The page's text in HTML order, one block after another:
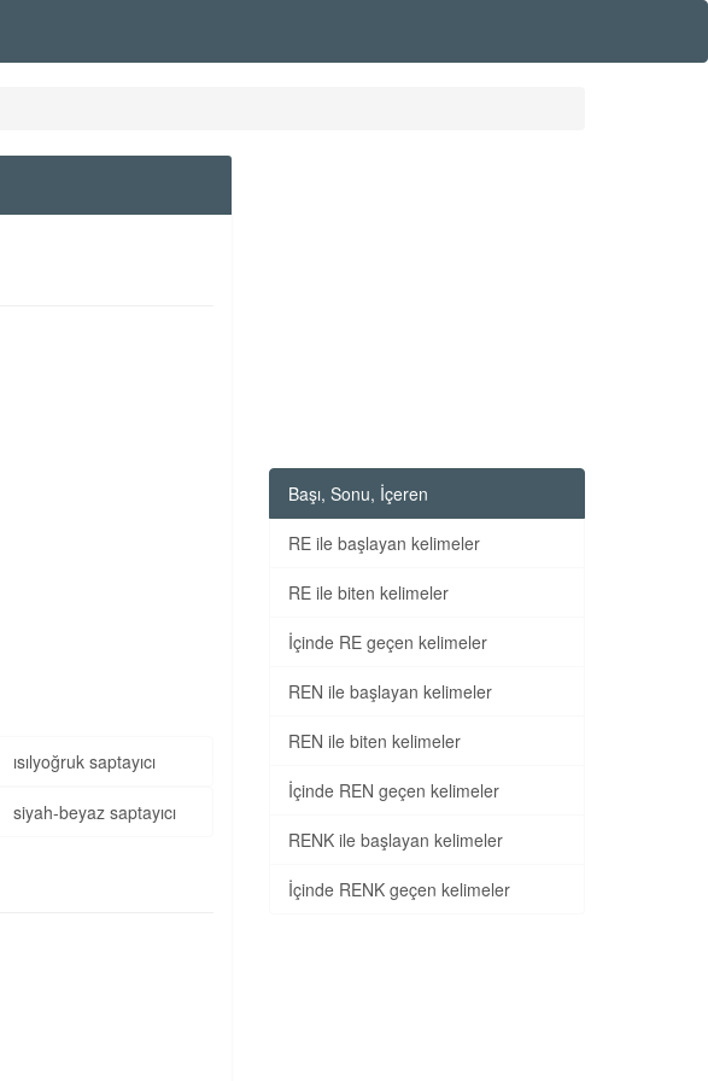
ısılyoğruk saptayıcı
siyah-beyaz saptayıcı
Başı, Sonu, İçeren
RE ile başlayan kelimeler
RE ile biten kelimeler
İçinde RE geçen kelimeler
REN ile başlayan kelimeler
REN ile biten kelimeler
İçinde REN geçen kelimeler
RENK ile başlayan kelimeler
İçinde RENK geçen kelimeler